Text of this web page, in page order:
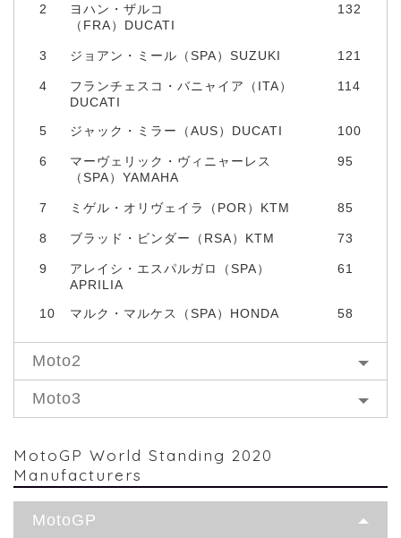
2
ヨハン・ザルコ
（FRA）DUCATI
132
3 ジョアン・ミール（SPA）SUZUKI 121
4
フランチェスコ・バニャイア（ITA）
DUCATI
114
5 ジャック・ミラー（AUS）DUCATI 100
6
マーヴェリック・ヴィニャーレス
（SPA）YAMAHA
95
7 ミゲル・オリヴェイラ（POR）KTM 85
8 ブラッド・ビンダー（RSA）KTM 73
9
アレイシ・エスパルガロ（SPA）
APRILIA
61
10 マルク・マルケス（SPA）HONDA 58
Moto2
Moto3
MotoGP World Standing 2020
Manufacturers
MotoGP